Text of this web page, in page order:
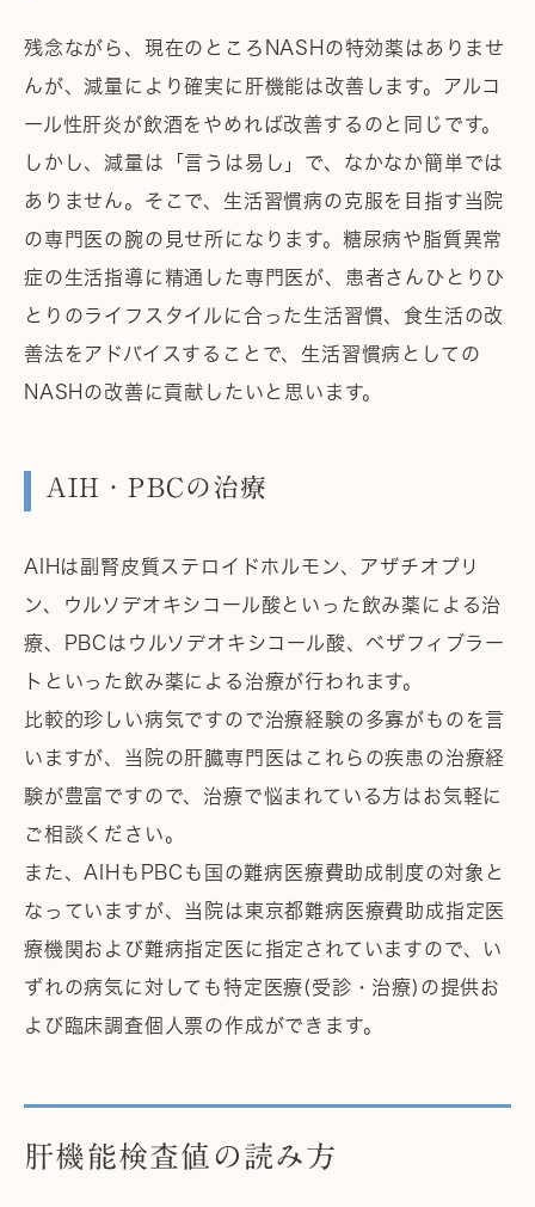
残念ながら、現在のところNASHの特効薬はありませ
んが、減量により確実に肝機能は改善します。アルコ
ール性肝炎が飲酒をやめれば改善するのと同じです。
しかし、減量は「言うは易し」で、なかなか簡単では
ありません。そこで、生活習慣病の克服を目指す当院
の専門医の腕の見せ所になります。糖尿病や脂質異常
症の生活指導に精通した専門医が、患者さんひとりひ
とりのライフスタイルに合った生活習慣、食生活の改
善法をアドバイスすることで、生活習慣病としての
NASHの改善に貢献したいと思います。
AIH・PBCの治療
AIHは副腎皮質ステロイドホルモン、アザチオプリ
ン、ウルソデオキシコール酸といった飲み薬による治
療、PBCはウルソデオキシコール酸、ベザフィブラー
トといった飲み薬による治療が行われます。
比較的珍しい病気ですので治療経験の多寡がものを言
いますが、当院の肝臓専門医はこれらの疾患の治療経
験が豊富ですので、治療で悩まれている方はお気軽に
ご相談ください。
また、AIHもPBCも国の難病医療費助成制度の対象と
なっていますが、当院は東京都難病医療費助成指定医
療機関および難病指定医に指定されていますので、い
ずれの病気に対しても特定医療(受診・治療)の提供お
よび臨床調査個人票の作成ができます。
肝機能検査値の読み方